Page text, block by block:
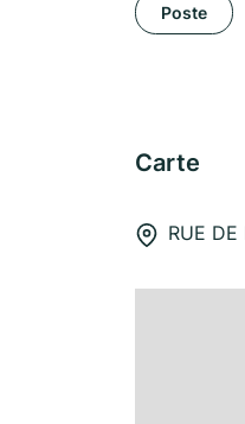
Poste
Carte
RUE